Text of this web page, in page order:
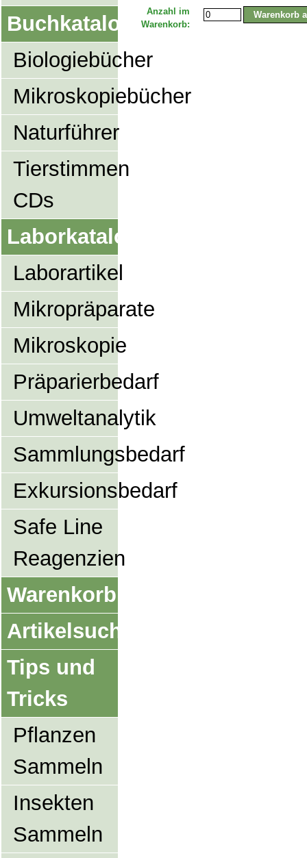
Buchkatalog
Biologiebücher
Mikroskopiebücher
Naturführer
Tierstimmen
CDs
Laborkatalog
Laborartikel
Mikropräparate
Mikroskopie
Präparierbedarf
Umweltanalytik
Sammlungsbedarf
Exkursionsbedarf
Safe Line
Reagenzien
Warenkorb
Artikelsuche
Tips und
Tricks
Pflanzen
Sammeln
Insekten
Sammeln
Anzahl im
Warenkorb: